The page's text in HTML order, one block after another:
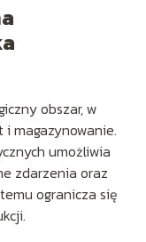
obszar, w
i magazynowanie.
umożliwia
zdarzenia oraz
ogranicza się